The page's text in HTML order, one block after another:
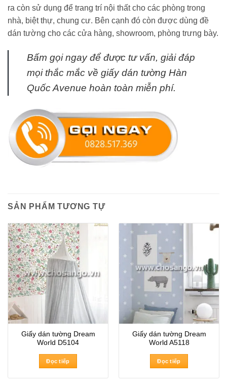
ra còn sử dụng để trang trí nội thất cho các phòng trong
nhà, biệt thự, chung cư. Bên cạnh đó còn được dùng đề
dán tường cho các cửa hàng, showroom, phòng trưng bày.
Bấm gọi ngay để được tư vấn, giải đáp
mọi thắc mắc về giấy dán tường Hàn
Quốc Avenue hoàn toàn miễn phí.
SẢN PHẨM TƯƠNG TỰ
Giấy dán tường Dream
World D5104
Đọc tiếp
Giấy dán tường Dream
World A5118
Đọc tiếp